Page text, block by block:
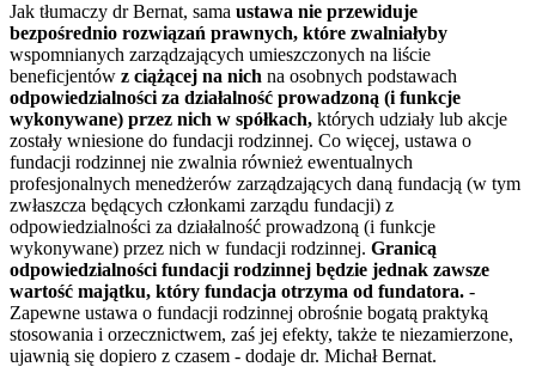
Jak tłumaczy dr Bernat, sama ustawa nie przewiduje
bezpośrednio rozwiązań prawnych, które zwalniałyby
wspomnianych zarządzających umieszczonych na liście
beneficjentów z ciążącej na nich na osobnych podstawach
odpowiedzialności za działalność prowadzoną (i funkcje
wykonywane) przez nich w spółkach, których udziały lub akcje
zostały wniesione do fundacji rodzinnej. Co więcej, ustawa o
fundacji rodzinnej nie zwalnia również ewentualnych
profesjonalnych menedżerów zarządzających daną fundacją (w tym
zwłaszcza będących członkami zarządu fundacji) z
odpowiedzialności za działalność prowadzoną (i funkcje
wykonywane) przez nich w fundacji rodzinnej. Granicą
odpowiedzialności fundacji rodzinnej będzie jednak zawsze
wartość majątku, który fundacja otrzyma od fundatora. -
Zapewne ustawa o fundacji rodzinnej obrośnie bogatą praktyką
stosowania i orzecznictwem, zaś jej efekty, także te niezamierzone,
ujawnią się dopiero z czasem - dodaje dr. Michał Bernat.